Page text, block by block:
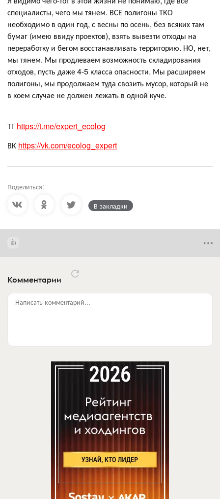
специалисты, чего мы тянем. ВСЕ полигоны ТКО
необходимо в один год, с весны по осень, без всяких там
бумаг (имею ввиду проектов), взять вывезти отходы на
переработку и бегом восстанавливать территорию. НО, нет,
мы тянем. Мы продлеваем возможность складирования
отходов, пусть даже 4-5 класса опасности. Мы расширяем
полигоны, мы продолжаем туда свозить мусор, который не
в коем случае не должен лежать в одной куче.
ТГ https://t.me/expert_ecolog
ВК https://vk.com/ecolog_expert
Поделиться:
В закладки
Комментарии
Написать комментарий...